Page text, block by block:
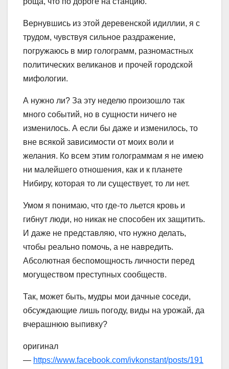
Вернувшись из этой деревенской идиллии, я с
трудом, чувствуя сильное раздражение,
погружаюсь в мир голограмм, разномастных
политических великанов и прочей городской
мифологии.
А нужно ли? За эту неделю произошло так
много событий, но в сущности ничего не
изменилось. А если бы даже и изменилось, то
вне всякой зависимости от моих воли и
желания. Ко всем этим голограммам я не имею
ни малейшего отношения, как и к планете
Нибиру, которая то ли существует, то ли нет.
Умом я понимаю, что где-то льется кровь и
гибнут люди, но никак не способен их защитить.
И даже не представляю, что нужно делать,
чтобы реально помочь, а не навредить.
Абсолютная беспомощность личности перед
могуществом преступных сообществ.
Так, может быть, мудры мои дачные соседи,
обсуждающие лишь погоду, виды на урожай, да
вчерашнюю выпивку?
оригинал
— https://www.facebook.com/ivkonstant/posts/191